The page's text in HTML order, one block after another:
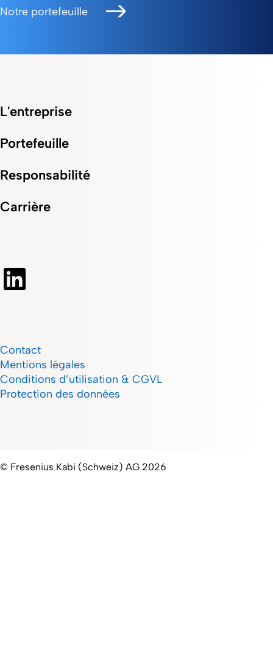
Notre portefeuille
L'entreprise
Portefeuille
Responsabilité
Carrière
Contact
Mentions légales
Conditions d’utilisation & CGVL
Protection des données
© Fresenius Kabi (Schweiz) AG 2026